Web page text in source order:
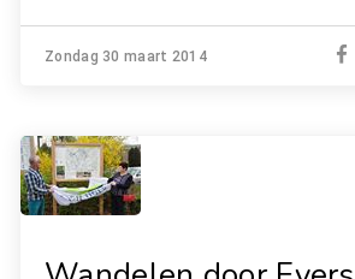
Zondag 30 maart 2014